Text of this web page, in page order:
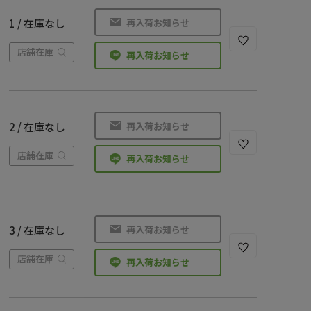
1 / 在庫なし
店舗在庫
再入荷お知らせ
再入荷お知らせ
2 / 在庫なし
店舗在庫
再入荷お知らせ
再入荷お知らせ
3 / 在庫なし
店舗在庫
再入荷お知らせ
再入荷お知らせ